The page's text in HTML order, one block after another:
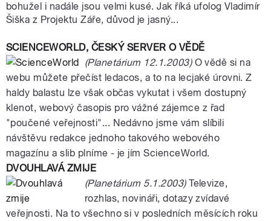
bohužel i nadále jsou velmi kusé. Jak říká ufolog Vladimír
Šiška z Projektu Záře, důvod je jasný...
SCIENCEWORLD, ČESKÝ SERVER O VĚDĚ
(Planetárium 12.1.2003)O vědě si na
webu můžete přečíst ledacos, a to na lecjaké úrovni. Z
haldy balastu lze však občas vykutat i všem dostupný
klenot, webový časopis pro vážné zájemce z řad
"poučené veřejnosti"... Nedávno jsme vám slíbili
návštěvu redakce jednoho takového webového
magazínu a slib plníme - je jím ScienceWorld.
DVOUHLAVÁ ZMIJE
(Planetárium 5.1.2003)Televize,
rozhlas, novináři, dotazy zvídavé
veřejnosti. Na to všechno si v posledních měsících roku